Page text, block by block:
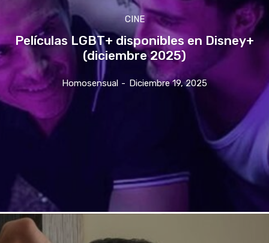
CINE
Películas LGBT+ disponibles en Disney+
(diciembre 2025)
Homosensual - Diciembre 19, 2025